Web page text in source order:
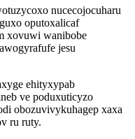
nucecojocuharu
oputoxalicaf
xovuwi wanibobe
jesu
ehityxypab
ve poduxuticyzo
obozuvivykuhagep xaxa
ru ruty.